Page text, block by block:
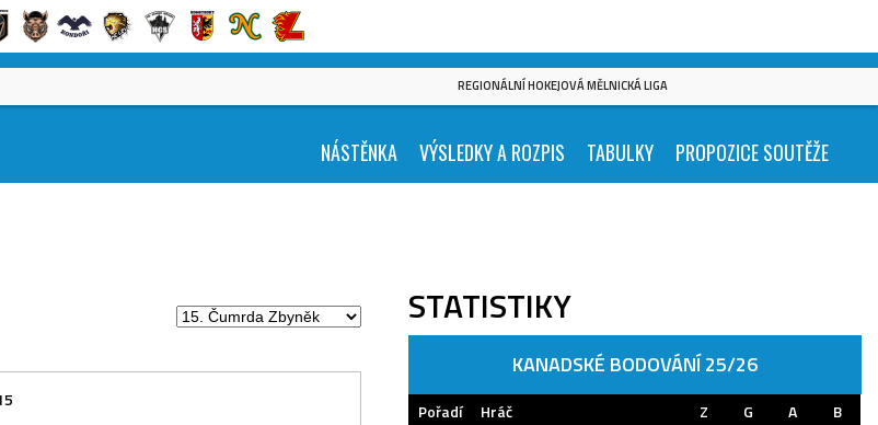
REGIONÁLNÍ HOKEJOVÁ MĚLNICKÁ LIGA
NÁSTĚNKA VÝSLEDKY A ROZPIS TABULKY PROPOZICE SOUTĚŽE
STATISTIKY
KANADSKÉ BODOVÁNÍ 25/26
Pořadí Hráč Z G A
B